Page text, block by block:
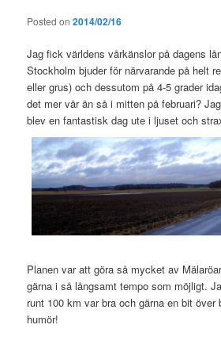
Posted on2014/02/16
Jag fick världens vårkänslor på dagens
Stockholm bjuder för närvarande på helt
eller grus) och dessutom på 4-5 grader
det mer vår än så i mitten på februari?
blev en fantastisk dag ute i ljuset och
Planen var att göra så mycket av
gärna i så långsamt tempo som möjligt.
runt 100 km var bra och gärna en bit över
humör!